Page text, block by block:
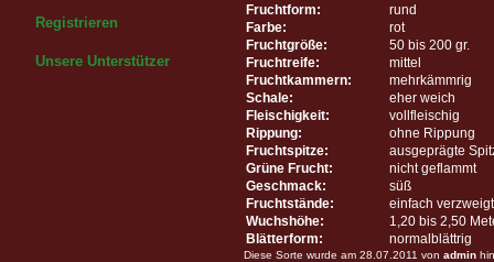
Registrieren
Unsere Unterstützer
Fruchtform:
rund
Farbe:
rot
Fruchtgröße:
50 bis 200 gr.
Fruchtreife:
mittel
Fruchtkammern:
mehrkämmrig
Schale:
eher weich
Fleischigkeit:
vollfleischig
Rippung:
ohne Rippung
Fruchtspitze:
ausgeprägte
Grüne Frucht:
nicht geflammt
Geschmack:
süß
Fruchtstände:
einfach verzweigt
Wuchshöhe:
1,20 bis 2,50
Blätterform:
normalblättrig
Diese Sorte wurde am 28.07.2011 von admin